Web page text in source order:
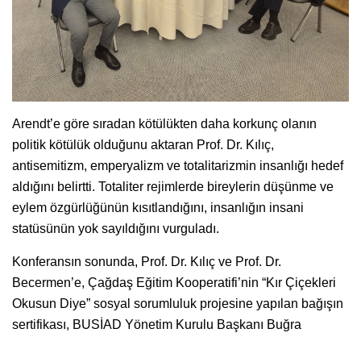
Arendt’e göre sıradan kötülükten daha korkunç olanın
politik kötülük olduğunu aktaran Prof. Dr. Kılıç,
antisemitizm, emperyalizm ve totalitarizmin insanlığı hedef
aldığını belirtti. Totaliter rejimlerde bireylerin düşünme ve
eylem özgürlüğünün kısıtlandığını, insanlığın insani
statüsünün yok sayıldığını vurguladı.
Konferansın sonunda, Prof. Dr. Kılıç ve Prof. Dr.
Becermen’e, Çağdaş Eğitim Kooperatifi’nin “Kır Çiçekleri
Okusun Diye” sosyal sorumluluk projesine yapılan bağışın
sertifikası, BUSİAD Yönetim Kurulu Başkanı Buğra